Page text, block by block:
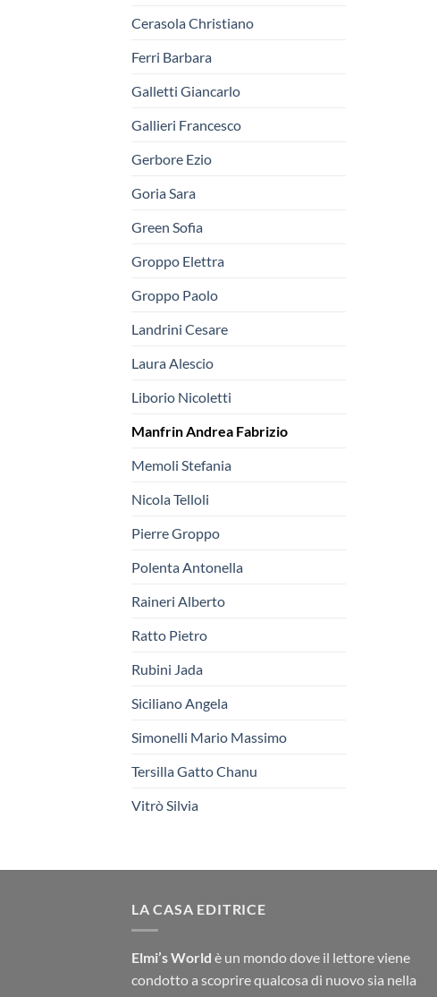
Cerasola Christiano
Ferri Barbara
Galletti Giancarlo
Gallieri Francesco
Gerbore Ezio
Goria Sara
Green Sofia
Groppo Elettra
Groppo Paolo
Landrini Cesare
Laura Alescio
Liborio Nicoletti
Manfrin Andrea Fabrizio
Memoli Stefania
Nicola Telloli
Pierre Groppo
Polenta Antonella
Raineri Alberto
Ratto Pietro
Rubini Jada
Siciliano Angela
Simonelli Mario Massimo
Tersilla Gatto Chanu
Vitrò Silvia
LA CASA EDITRICE
Elmi’s World è un mondo dove il lettore viene
condotto a scoprire qualcosa di nuovo sia nella